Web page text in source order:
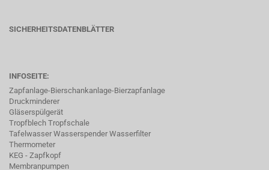
SICHERHEITSDATENBLÄTTER
INFOSEITE:
Zapfanlage-Bierschankanlage-Bierzapfanlage
Druckminderer
Gläserspülgerät
Tropfblech Tropfschale
Tafelwasser Wasserspender Wasserfilter
Thermometer
KEG - Zapfkopf
Membranpumpen